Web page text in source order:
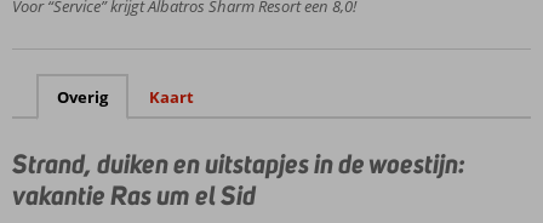
Leuke
voor jong
en oud
Voor “Service” krijgt Albatros Sharm Resort een 8,0!
Overig Kaart
Strand, duiken en uitstapjes in de woestijn:
vakantie Ras um el Sid